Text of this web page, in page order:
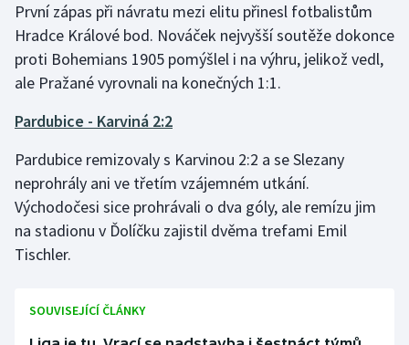
První zápas při návratu mezi elitu přinesl fotbalistům
Hradce Králové bod. Nováček nejvyšší soutěže dokonce
proti Bohemians 1905 pomýšlel i na výhru, jelikož vedl,
ale Pražané vyrovnali na konečných 1:1.
Pardubice - Karviná 2:2
Pardubice remizovaly s Karvinou 2:2 a se Slezany
neprohrály ani ve třetím vzájemném utkání.
Východočesi sice prohrávali o dva góly, ale remízu jim
na stadionu v Ďolíčku zajistil dvěma trefami Emil
Tischler.
SOUVISEJÍCÍ ČLÁNKY